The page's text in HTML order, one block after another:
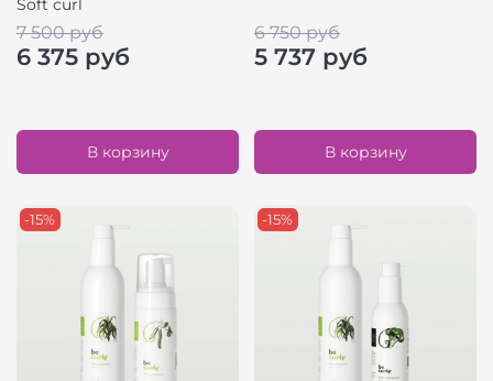
Soft curl
7 500 руб
6 375 руб
В корзину
6 750 руб
5 737 руб
В корзину
-15% -15%